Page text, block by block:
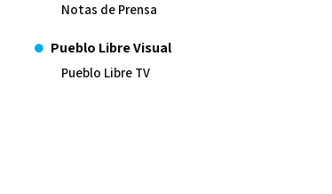
Notas de Prensa
Pueblo Libre Visual
Pueblo Libre TV